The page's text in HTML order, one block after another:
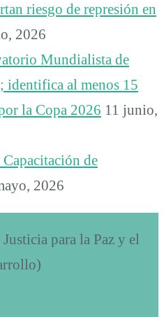
riesgo de represión en
2026
Mundialista de
identifica al menos 15
la Copa 2026 11 junio,
de
2026